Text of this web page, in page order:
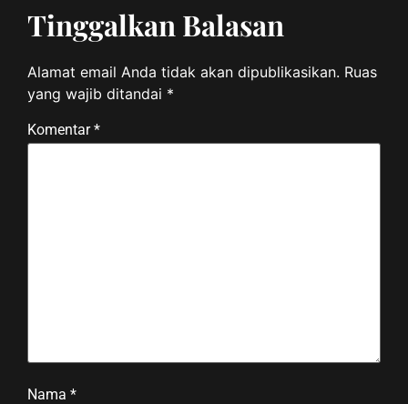
Tinggalkan Balasan
Alamat email Anda tidak akan dipublikasikan. Ruas
yang wajib ditandai *
Komentar*
Nama *